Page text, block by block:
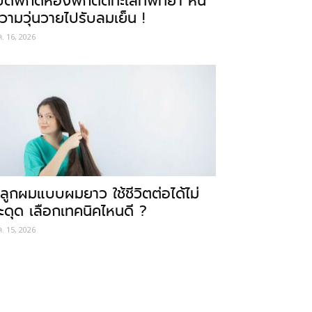
ามวุ่นวายไปรับลมเย็น !
16, 2026
กผมแบบผมยาว ใช้ชีวิตต่อได้ไม่
ดุด เลือกเทคนิคไหนดี ?
15, 2026